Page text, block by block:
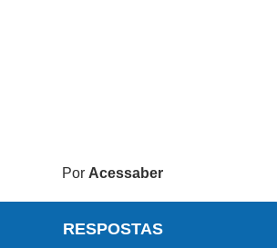
Por Acessaber
RESPOSTAS